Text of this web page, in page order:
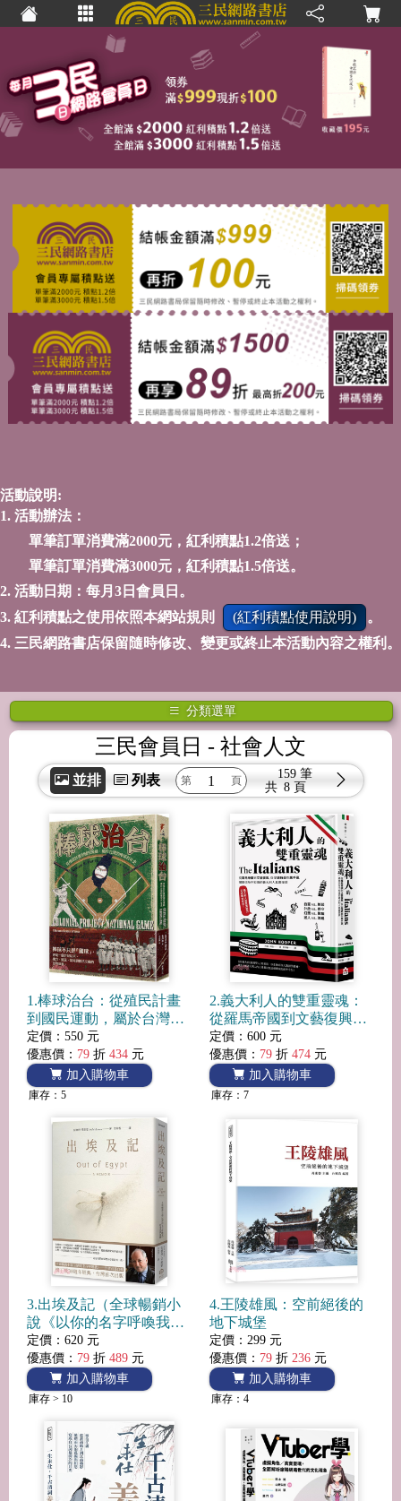
活動說明:
1. 活動辦法：
單筆訂單消費滿2000元，紅利積點1.2倍送；
單筆訂單消費滿3000元，紅利積點1.5倍送。
2. 活動日期：每月3日會員日。
3. 紅利積點之使用依照本網站規則
(紅利積點使用說明)
。
4. 三民網路書店保留隨時修改、變更或終止本活動內容之權利。
分類選單
三民會員日 - 社會人文
並排 列表 共
159 筆
8 頁
1.棒球治台：從殖民計畫
到國民運動，屬於台灣的
棒球百年史
定價：550 元
優惠價： 79 折 434 元
加入購物車
庫存：5
2.義大利人的雙重靈魂：
從羅馬帝國到文藝復興，
從尖端時尚到黑手黨，揭
開你所不知道的義大利人
真實面貌
定價：600 元
優惠價： 79 折 474 元
加入購物車
庫存：7
3.出埃及記（全球暢銷小
說《以你的名字呼喚我》
―作者首部自傳）
定價：620 元
優惠價： 79 折 489 元
加入購物車
庫存 > 10
4.王陵雄風：空前絕後的
地下城堡
定價：299 元
優惠價： 79 折 236 元
加入購物車
庫存：4